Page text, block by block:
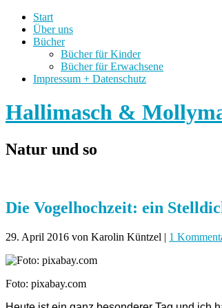
Start
Über uns
Bücher
Bücher für Kinder
Bücher für Erwachsene
Impressum + Datenschutz
Hallimasch &
Natur und so
Die Vogelhochzeit: ein
29. April 2016 von Karolin Küntzel | 1
Foto: pixabay.com